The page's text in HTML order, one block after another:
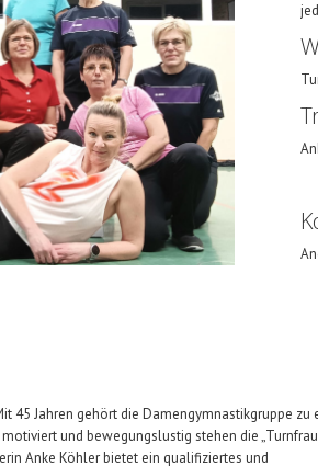
45 Jahren gehört die Damengymnastikgruppe zu
und bewegungslustig stehen die
Anke Köhler bietet ein qualifiziertes und